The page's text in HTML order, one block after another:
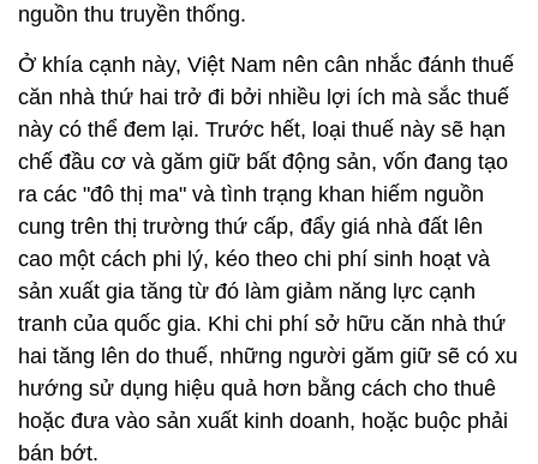
nguồn thu truyền thống.
Ở khía cạnh này, Việt Nam nên cân nhắc đánh thuế
căn nhà thứ hai trở đi bởi nhiều lợi ích mà sắc thuế
này có thể đem lại. Trước hết, loại thuế này sẽ hạn
chế đầu cơ và găm giữ bất động sản, vốn đang tạo
ra các "đô thị ma" và tình trạng khan hiếm nguồn
cung trên thị trường thứ cấp, đẩy giá nhà đất lên
cao một cách phi lý, kéo theo chi phí sinh hoạt và
sản xuất gia tăng từ đó làm giảm năng lực cạnh
tranh của quốc gia. Khi chi phí sở hữu căn nhà thứ
hai tăng lên do thuế, những người găm giữ sẽ có xu
hướng sử dụng hiệu quả hơn bằng cách cho thuê
hoặc đưa vào sản xuất kinh doanh, hoặc buộc phải
bán bớt.